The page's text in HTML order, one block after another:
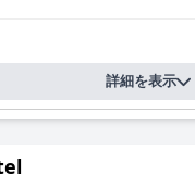
詳細を表示